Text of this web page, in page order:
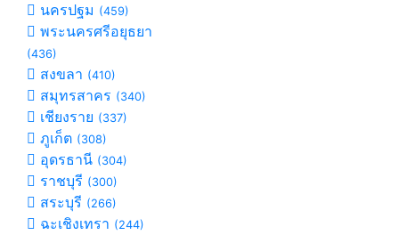
นครปฐม (459)
พระนครศรีอยุธยา
(436)
สงขลา (410)
สมุทรสาคร (340)
เชียงราย (337)
ภูเก็ต (308)
อุดรธานี (304)
ราชบุรี (300)
สระบุรี (266)
ฉะเชิงเทรา (244)